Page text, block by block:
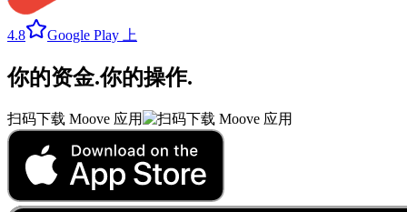
4.8 Google Play 上
你的资金.你的操作.
扫码下载 Moove 应用